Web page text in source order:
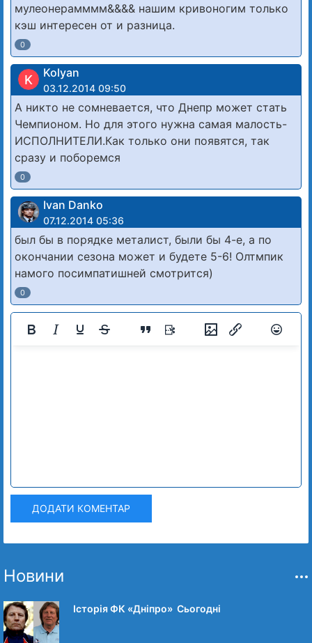
мулеонерамммм&&&& нашим кривоногим только
кэш интересен от и разница.
0
K Kolyan
03.12.2014 09:50
А никто не сомневается, что Днепр может стать
Чемпионом. Но для этого нужна самая малость-
ИСПОЛНИТЕЛИ.Как только они появятся, так
сразу и поборемся
0
Ivan Danko
07.12.2014 05:36
был бы в порядке металист, были бы 4-е, а по
окончании сезона может и будете 5-6! Олтмпик
намого посимпатишней смотрится)
0
ДОДАТИ КОМЕНТАР
Новини
Історія ФК «Дніпро» Сьогодні